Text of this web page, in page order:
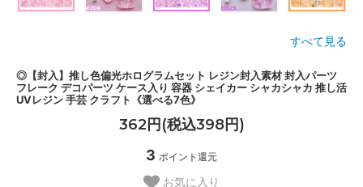
すべて見る
◎【封入】推し色偏光ホログラムセット レジン封入素材 封入パーツ
フレーク デコパーツ ケース入り 容器 シェイカー シャカシャカ 推し活
UVレジン 手芸 クラフト《選べる7色》
362円(税込398円)
3 ポイント還元
お気に入り